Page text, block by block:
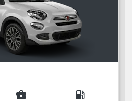
business_center local_gas_station